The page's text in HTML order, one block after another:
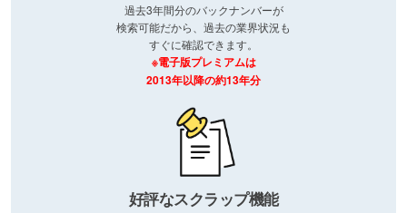
過去3年間分のバックナンバーが
検索可能だから、過去の業界状況も
すぐに確認できます。
※電子版プレミアムは
2013年以降の約13年分
好評なスクラップ機能